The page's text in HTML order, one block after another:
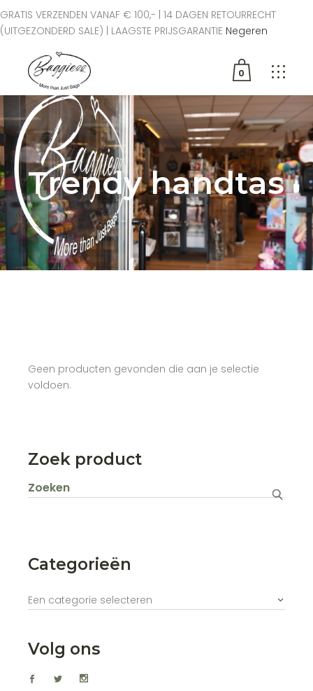
GRATIS VERZENDEN VANAF € 100,- | 14 DAGEN RETOURRECHT
(UITGEZONDERD SALE) | LAAGSTE PRIJSGARANTIE Negeren
0
Geen producten in de
winkelwagen.
Trendy handtas
Geen producten gevonden die aan je selectie
voldoen.
Zoek product
Zoeken
naar:
Categorieën
Een categorie selecteren
Volg ons